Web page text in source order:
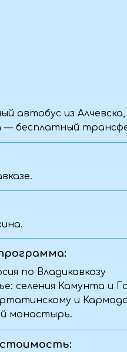
по программе.
группе и масса новых
Камунта и Галиат
кнопку «Забронировать»,
свяжется с вами, чтобы
в туре.
для длительной
с собой воду, перекус,